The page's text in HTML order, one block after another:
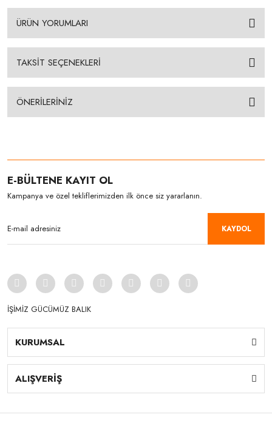
ÜRÜN YORUMLARI
TAKSİT SEÇENEKLERİ
ÖNERİLERİNİZ
E-BÜLTENE KAYIT OL
Kampanya ve özel tekliflerimizden ilk önce siz yararlanın.
KAYDOL
İŞİMİZ GÜCÜMÜZ BALIK
KURUMSAL
ALIŞVERİŞ